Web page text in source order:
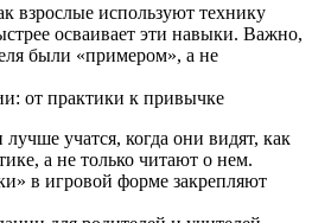
взрослые используют технику
осваивает эти навыки. Важно,
были «примером», а не
от практики к привычке
учатся, когда они видят, как
а не только читают о нем.
в игровой форме закрепляют